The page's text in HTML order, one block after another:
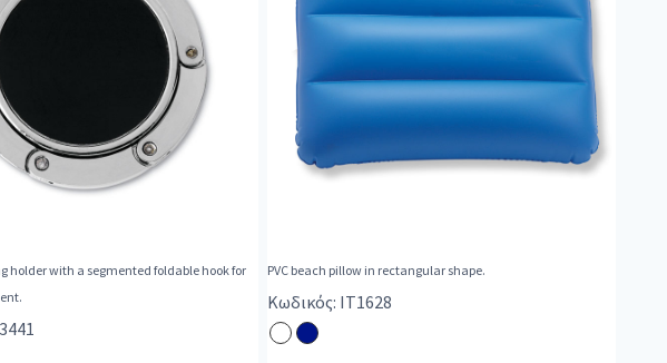
holder with a segmented foldable hook for
PVC beach pillow in rectangular shape.
Κωδικός: IT1628